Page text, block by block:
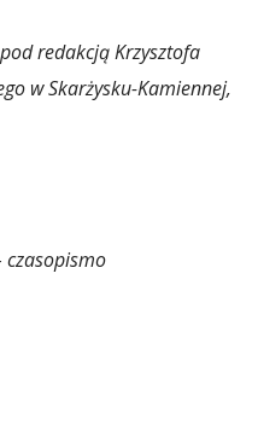
redakcją Krzysztofa
w Skarżysku-Kamiennej,
czasopismo